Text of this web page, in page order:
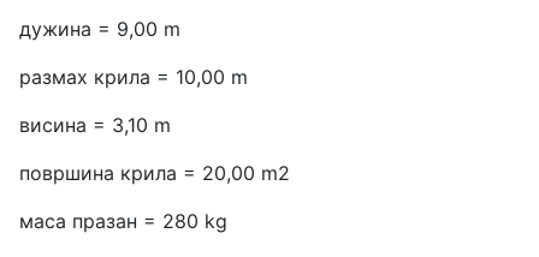
дужина = 9,00 m
размах крила = 10,00 m
висина = 3,10 m
површина крила = 20,00 m2
маса празан = 280 kg